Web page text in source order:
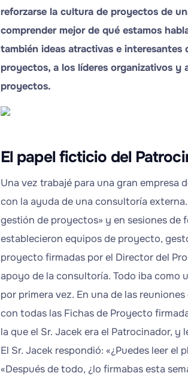
reforzarse la cultura de proyectos de
comprender mejor de qué estamos
también ideas atractivas e
proyectos, a los líderes organizativos y
proyectos.
El papel ficticio del
Una vez trabajé para una gran empresa
con la ayuda de una consultoría
gestión de proyectos» y en sesiones de
establecieron equipos de proyecto,
proyecto firmadas por el Director del
apoyo de la consultoría. Todo iba como
por primera vez. En una de las
con todas las Fichas de Proyecto
la que el Sr. Jacek era el Patrocinador,
El Sr. Jacek respondió: «¿Puedes leer
«Después de todo, ¿lo firmabas esta